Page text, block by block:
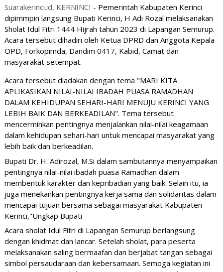
Suarakerinci.id, KERNINCI - Pemerintah Kabupaten Kerinci
dipimmpin langsung Bupati Kerinci, H Adi Rozal melaksanakan
Sholat Idul Fitri 1444 Hijrah tahun 2023 di Lapangan Semurup.
Acara tersebut dihadiri oleh Ketua DPRD dan Anggota Kepala
OPD, Forkopimda, Dandim 0417, Kabid, Camat dan
masyarakat setempat.
Acara tersebut diadakan dengan tema "MARI KITA
APLIKASIKAN NILAI-NILAI IBADAH PUASA RAMADHAN
DALAM KEHIDUPAN SEHARI-HARI MENUJU KERINCI YANG
LEBIH BAIK DAN BERKEADILAN". Tema tersebut
mencerminkan pentingnya menjalankan nilai-nilai keagamaan
dalam kehidupan sehari-hari untuk mencapai masyarakat yang
lebih baik dan berkeadilan.
Bupati Dr. H. Adirozal, M.Si dalam sambutannya menyampaikan
pentingnya nilai-nilai ibadah puasa Ramadhan dalam
membentuk karakter dan kepribadian yang baik. Selain itu, ia
juga menekankan pentingnya kerja sama dan solidaritas dalam
mencapai tujuan bersama sebagai masyarakat Kabupaten
Kerinci,"Ungkap Bupati
Acara sholat Idul Fitri di Lapangan Semurup berlangsung
dengan khidmat dan lancar. Setelah sholat, para peserta
melaksanakan saling bermaafan dan berjabat tangan sebagai
simbol persaudaraan dan kebersamaan. Semoga kegiatan ini